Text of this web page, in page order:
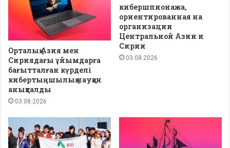
Орталық Азия мен
Сириядағы ұйымдарға
бағытталған күрделі
кибертыңшылық науқан
анықталды
03.08.2026
кибершпионажа,
ориентированная на
организации
Центральной Азии и
Сирии
03.08.2026